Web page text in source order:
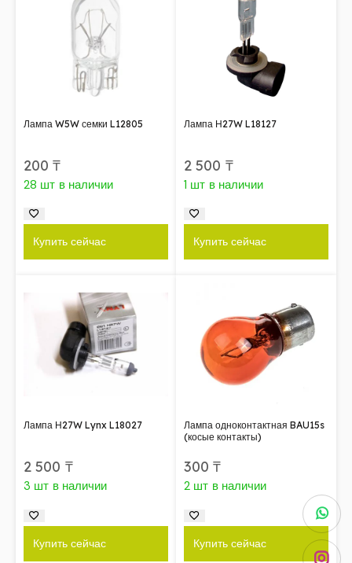
Лампа W5W семки L12805
200₸
28 шт в наличии
Купить сейчас
Лампа Н27W L18127
2 500 ₸
1 шт в наличии
Купить сейчас
Лампа Н27W Lynx L18027
2 500 ₸
3 шт в наличии
Купить сейчас
Лампа одноконтактная BAU15s
(косые контакты)
300₸
2 шт в наличии
Купить сейчас